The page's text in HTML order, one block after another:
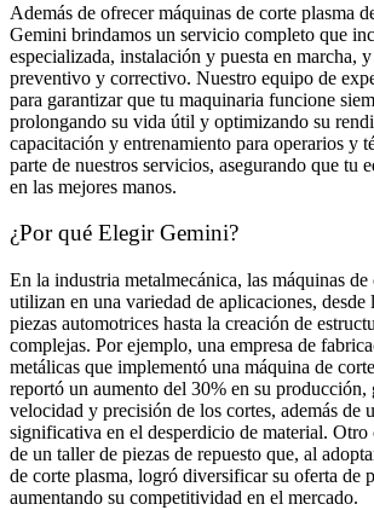
Además de ofrecer máquinas de corte plasma
Gemini brindamos un servicio completo que
especializada, instalación y puesta en marcha,
preventivo y correctivo. Nuestro equipo de
para garantizar que tu maquinaria funcione
prolongando su vida útil y optimizando su
capacitación y entrenamiento para operarios y
parte de nuestros servicios, asegurando que tu
en las mejores manos.
¿Por qué Elegir Gemini?
En la industria metalmecánica, las máquinas de
utilizan en una variedad de aplicaciones, desde
piezas automotrices hasta la creación de
complejas. Por ejemplo, una empresa de
metálicas que implementó una máquina de
reportó un aumento del 30% en su producción,
velocidad y precisión de los cortes, además de
significativa en el desperdicio de material. Otro
de un taller de piezas de repuesto que, al
de corte plasma, logró diversificar su oferta de
aumentando su competitividad en el mercado.